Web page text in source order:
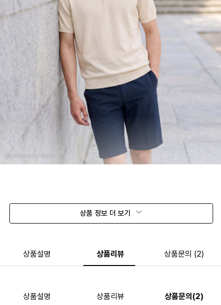
상품 정보 더 보기
상품설명 상품리뷰 상품문의 (2)
상품설명 상품리뷰 상품문의(2)